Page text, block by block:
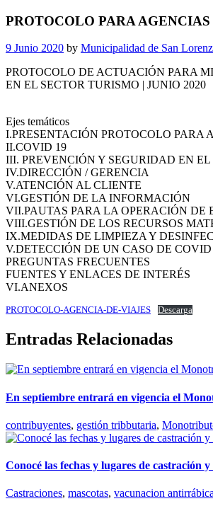
PROTOCOLO PARA
9 Junio 2020 by Municipalidad de San
PROTOCOLO DE ACTUACIÓN PARA
EN EL SECTOR TURISMO | JUNIO 2020
Ejes temáticos
I.PRESENTACIÓN PROTOCOLO PARA
II.COVID 19
III. PREVENCIÓN Y SEGURIDAD EN
IV.DIRECCIÓN / GERENCIA
V.ATENCIÓN AL CLIENTE
VI.GESTIÓN DE LA INFORMACIÓN
VII.PAUTAS PARA LA OPERACIÓN DE
VIII.GESTIÓN DE LOS RECURSOS
IX.MEDIDAS DE LIMPIEZA Y
V.DETECCIÓN DE UN CASO DE COVID
PREGUNTAS FRECUENTES
FUENTES Y ENLACES DE INTERÉS
VI.ANEXOS
PROTOCOLO-AGENCIA-DE-VIAJES Descarga
Entradas Relacionadas
En septiembre entrará en vigencia el
contribuyentes, gestión tribbutaria,
Conocé las fechas y lugares de castración
Castraciones, mascotas, vacunacion antirrábica